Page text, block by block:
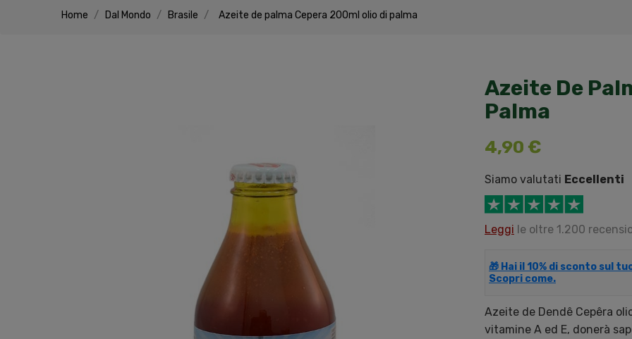
Home Dal Mondo Brasile Azeite de palma Cepera 200ml olio di palma
Azeite De
Palma
4,90 €
Siamo valutati Eccellenti
Leggi le oltre 1.200
🎁 Hai il 10% di sconto sul
Scopri come.
Azeite de Dendê Cepêra
vitamine A ed E, donerà